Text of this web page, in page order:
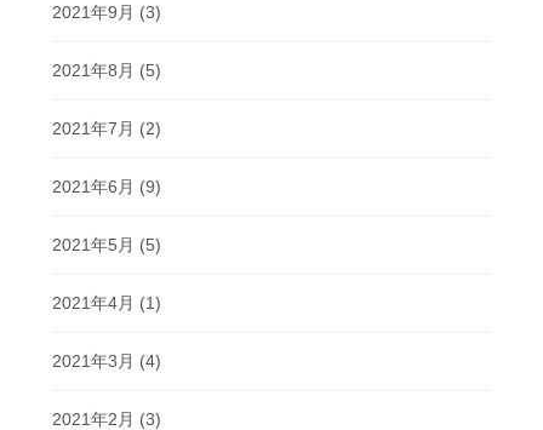
2021年9月 (3)
2021年8月 (5)
2021年7月 (2)
2021年6月 (9)
2021年5月 (5)
2021年4月 (1)
2021年3月 (4)
2021年2月 (3)